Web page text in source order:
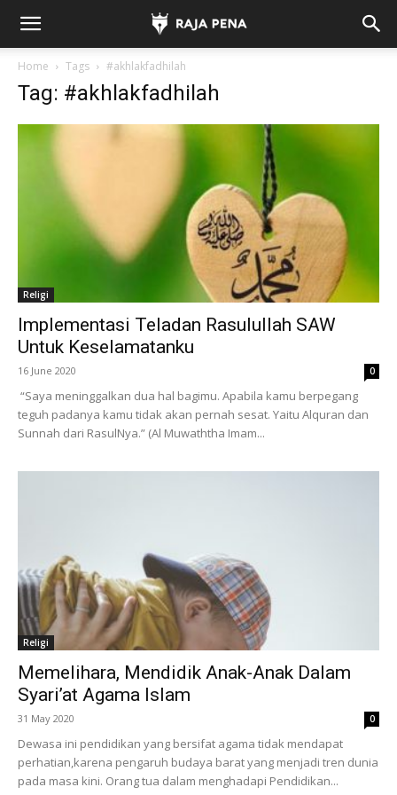
Home Tags #akhlakfadhilah
Tag: #akhlakfadhilah
Religi
Implementasi Teladan Rasulullah SAW
Untuk Keselamatanku
16 June 2020 0
“Saya meninggalkan dua hal bagimu. Apabila kamu berpegang
teguh padanya kamu tidak akan pernah sesat. Yaitu Alquran dan
Sunnah dari RasulNya.” (Al Muwaththa Imam...
Religi
Memelihara, Mendidik Anak-Anak Dalam
Syari’at Agama Islam
31 May 2020 0
Dewasa ini pendidikan yang bersifat agama tidak mendapat
perhatian,karena pengaruh budaya barat yang menjadi tren dunia
pada masa kini. Orang tua dalam menghadapi Pendidikan...